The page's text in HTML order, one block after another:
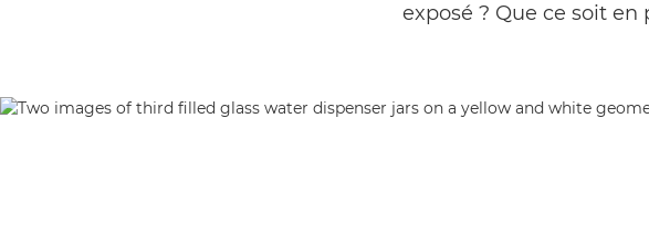
exposé ? Que ce soit